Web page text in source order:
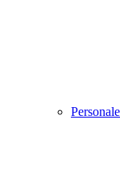
Personale